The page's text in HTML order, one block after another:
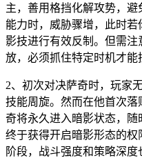
主，善用格挡化解攻势，
能力时，威胁骤增，此时
影技进行有效反制。但需
放，必须抓住特定时机才能
2、初次对决萨奇时，玩家
技能周旋。然而在他首次
奇将永久进入暗影状态，
终于获得开启暗影形态的
阶段，战斗强度和策略深度